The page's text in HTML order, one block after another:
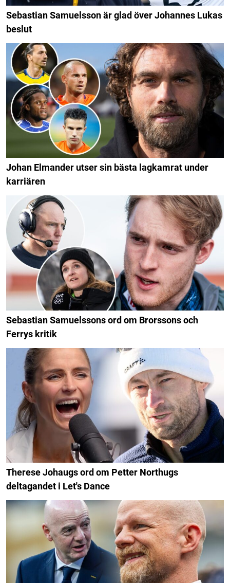
Sebastian Samuelsson är glad över Johannes Lukas
beslut
Johan Elmander utser sin bästa lagkamrat under
karriären
Sebastian Samuelssons ord om Brorssons och
Ferrys kritik
Therese Johaugs ord om Petter Northugs
deltagandet i Let's Dance